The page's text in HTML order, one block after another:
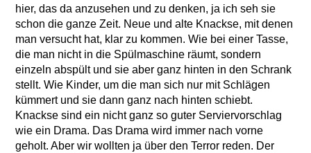
hier, das da anzusehen und zu denken, ja ich seh sie
schon die ganze Zeit. Neue und alte Knackse, mit denen
man versucht hat, klar zu kommen. Wie bei einer Tasse,
die man nicht in die Spülmaschine räumt, sondern
einzeln abspült und sie aber ganz hinten in den Schrank
stellt. Wie Kinder, um die man sich nur mit Schlägen
kümmert und sie dann ganz nach hinten schiebt.
Knackse sind ein nicht ganz so guter Serviervorschlag
wie ein Drama. Das Drama wird immer nach vorne
geholt. Aber wir wollten ja über den Terror reden. Der